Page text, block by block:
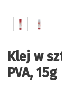
Klej w
PVA, 15g